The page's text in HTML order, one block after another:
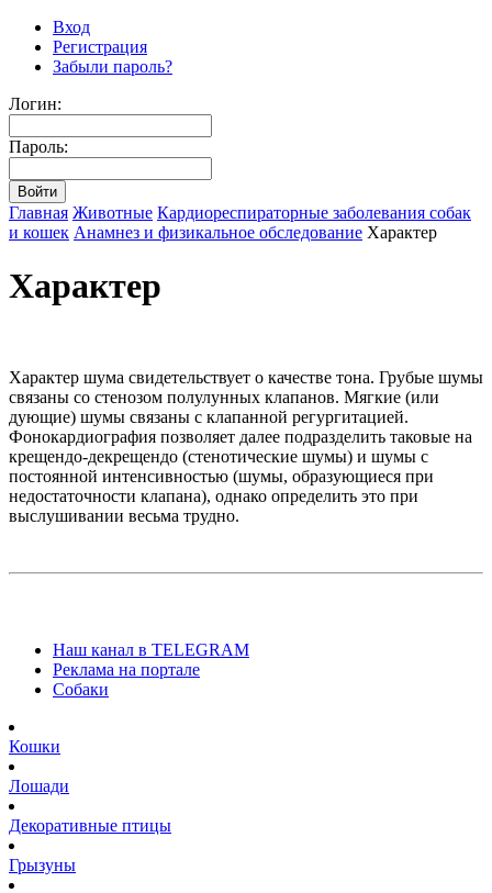
Вход
Регистрация
Забыли пароль?
Логин:
Пароль:
Главная Животные Кардиореспираторные заболевания собак
и кошек Анамнез и физикальное обследование Характер
Характер
Характер шума свидетельствует о качестве тона. Грубые шумы
связаны со стенозом полулунных клапанов. Мягкие (или
дующие) шумы связаны с клапанной регургитацией.
Фонокардиография позволяет далее подразделить таковые на
крещендо-декрещендо (стенотические шумы) и шумы с
постоянной интенсивностью (шумы, образующиеся при
недостаточности клапана), однако определить это при
выслушивании весьма трудно.
Наш канал в TELEGRAM
Реклама на портале
Собаки
Кошки
Лошади
Декоративные птицы
Грызуны